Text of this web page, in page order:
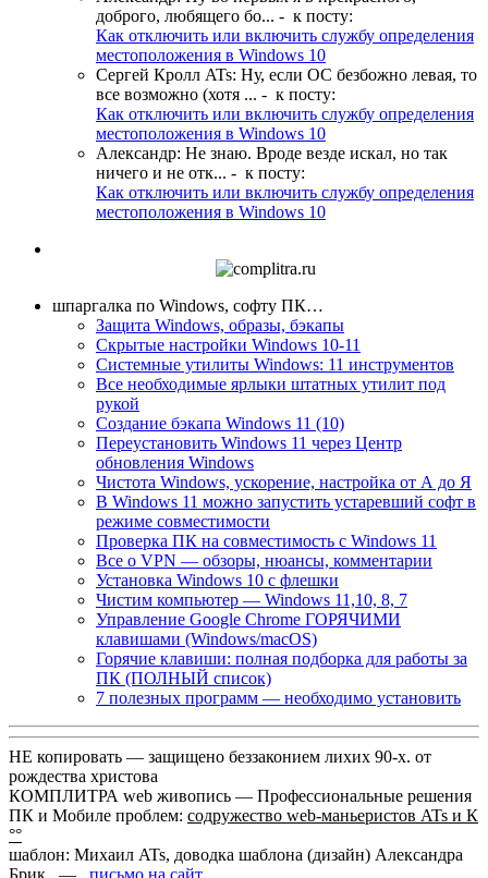
доброго, любящего бо... - к посту:
Как отключить или включить службу определения
местоположения в Windows 10
Сергей Кролл ATs: Ну, если ОС безбожно левая, то
все возможно (хотя ... - к посту:
Как отключить или включить службу определения
местоположения в Windows 10
Александр: Не знаю. Вроде везде искал, но так
ничего и не отк... - к посту:
Как отключить или включить службу определения
местоположения в Windows 10
шпаргалка по Windows, софту ПК…
Защита Windows, образы, бэкапы
Скрытые настройки Windows 10-11
Системные утилиты Windows: 11 инструментов
Все необходимые ярлыки штатных утилит под
рукой
Создание бэкапа Windows 11 (10)
Переустановить Windows 11 через Центр
обновления Windows
Чистота Windows, ускорение, настройка от А до Я
В Windows 11 можно запустить устаревший софт в
режиме совместимости
Проверка ПК на совместимость с Windows 11
Все о VPN — обзоры, нюансы, комментарии
Установка Windows 10 с флешки
Чистим компьютер — Windows 11,10, 8, 7
Управление Google Chrome ГОРЯЧИМИ
клавишами (Windows/macOS)
Горячие клавиши: полная подборка для работы за
ПК (ПОЛНЫЙ список)
7 полезных программ — необходимо установить
НЕ копировать — защищено беззаконием лихих 90-х. от
рождества христова
КОМПЛИТРА web живопись — Профессиональные решения
ПК и Мобиле проблем: содружество web-маньеристов ATs и К
°°
шаблон: Михаил ATs, доводка шаблона (дизайн) Александра
Брик — письмо на сайт